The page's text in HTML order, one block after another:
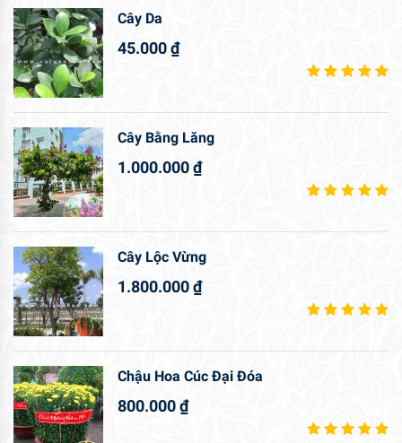
Cây Da
45.000₫
Cây Bằng Lăng
1.000.000₫
Cây Lộc Vừng
1.800.000₫
Chậu Hoa Cúc Đại Đóa
800.000₫